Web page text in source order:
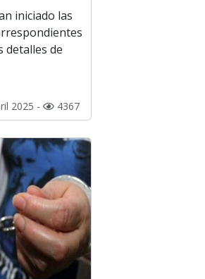
iniciado las
detalles de
2025 - 4367